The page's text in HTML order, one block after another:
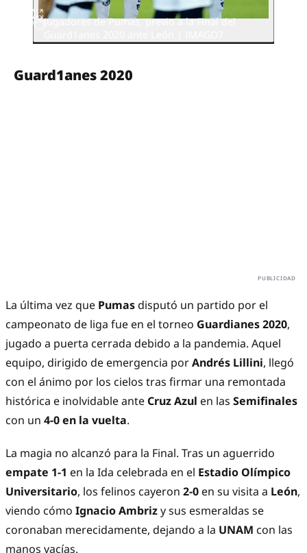
Jugadores de Pumas, previo a la Final del
Guard1anes 2020
La última vez que Pumasdisputó un partido por el
campeonato de liga fue en el torneo Guardianes 2020,
jugado a puerta cerrada debido a la pandemia. Aquel
equipo, dirigido de emergencia porAndrés Lillini, llegó
con el ánimo por los cielos tras firmar una remontada
histórica e inolvidable ante Cruz Azul en las Semifinales
con un 4-0 en la vuelta.
La magia no alcanzó para la Final. Tras un aguerrido
empate 1-1 en la Ida celebrada en el Estadio Olímpico
Universitario, los felinos cayeron 2-0 en su visita a León,
viendo cómo Ignacio Ambrizy sus esmeraldas se
coronaban merecidamente, dejando a la UNAM con las
manos vacías.